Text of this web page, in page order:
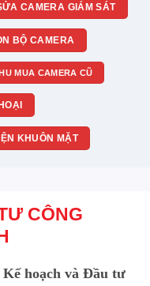
CAMERA GIÁM SÁT
BỘ CAMERA
MUA CAMERA CŨ
KHUÔN MẶT
CÔNG
hoạch và Đầu tư